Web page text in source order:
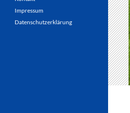
Impressum
Datenschutzerklärung